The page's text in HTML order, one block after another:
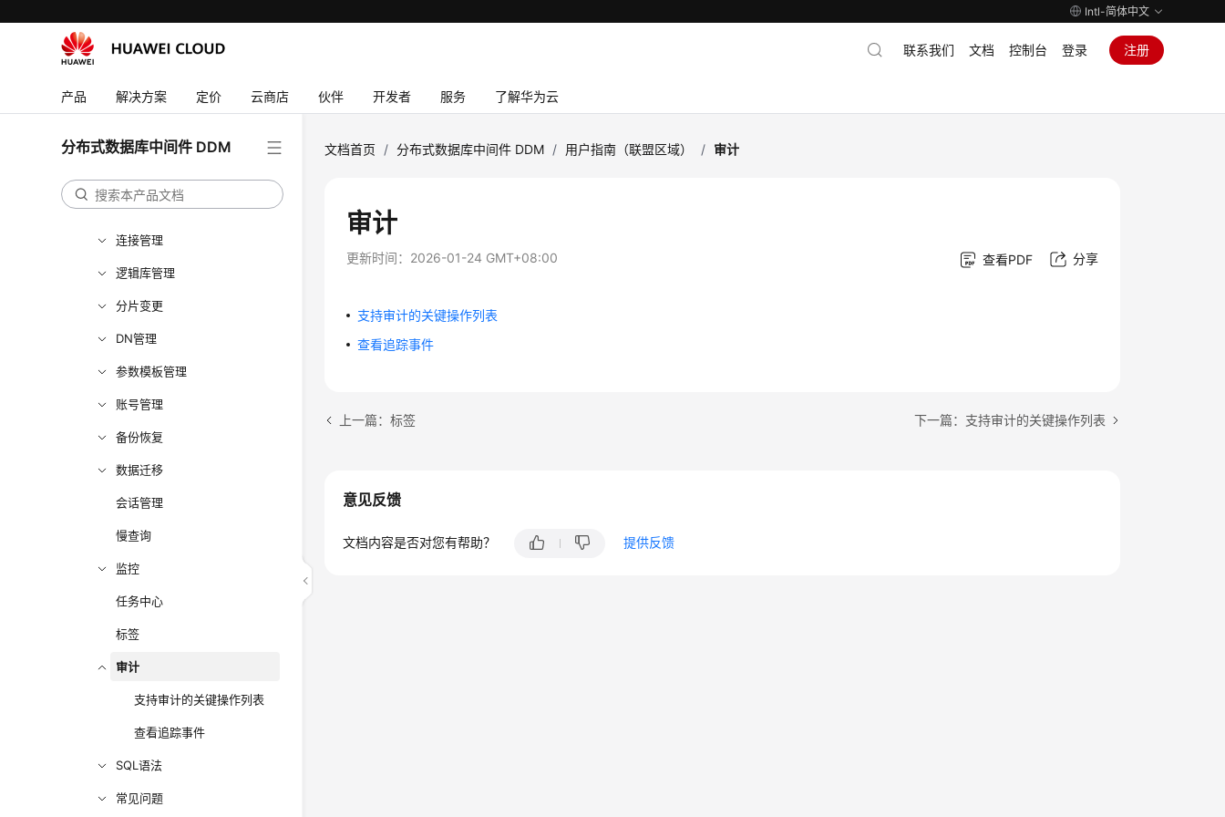
Intl-简体中文
产品 解决方案 定价 云商店 伙伴 开发者 服务 了解华为云
联系我们 文档 控制台 登录 注册
分布式数据库中间件 DDM
用户指南（联盟区域）
功能总览
实例管理
连接管理
逻辑库管理
分片变更
DN管理
参数模板管理
账号管理
备份恢复
数据迁移
会话管理
慢查询
监控
任务中心
标签
审计
支持审计的关键操作列表
查看追踪事件
SQL语法
常见问题
文档首页 / 分布式数据库中间件 DDM / 用户指南（联盟区域） / 审计
审计
更新时间： 2026-01-24 GMT+08:00 查看PDF 分享
支持审计的关键操作列表
查看追踪事件
上一篇：标签 下一篇：支持审计的关键操作列表
意见反馈
文档内容是否对您有帮助？ 提供反馈